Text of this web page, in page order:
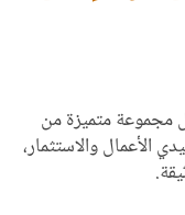
مجموعة متميزة من
الأعمال والاستثمار،